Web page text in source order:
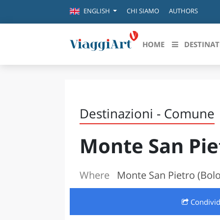
ENGLISH CHI SIAMO AUTHORS
HOME
VENEZIA
FIRENZE
NAPOLI
BOLOGNA
RIMINI
Destinazioni - Comune
Monte San
Where Monte San Pietro